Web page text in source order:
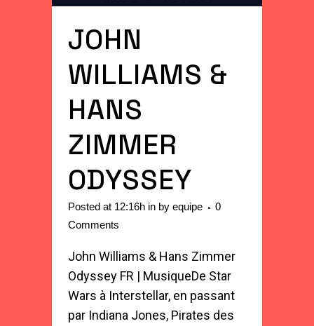
JOHN
WILLIAMS &
HANS
ZIMMER
ODYSSEY
Posted at 12:16h in by equipe
0
Comments
John Williams & Hans Zimmer
Odyssey FR | MusiqueDe Star
Wars à Interstellar, en passant
par Indiana Jones, Pirates des